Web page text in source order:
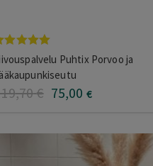
/ 5
Puhtix Porvoo ja
,70€ 75,00 €